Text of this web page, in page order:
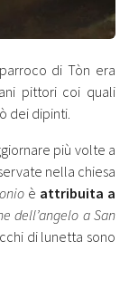
di Tòn era
pittori coi quali
dei dipinti.
più volte a
nella chiesa
è attribuita a
dell’angelo a San
di lunetta sono